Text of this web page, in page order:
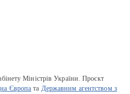
Міністрів України. Проєкт
Європа та Державним агентством з